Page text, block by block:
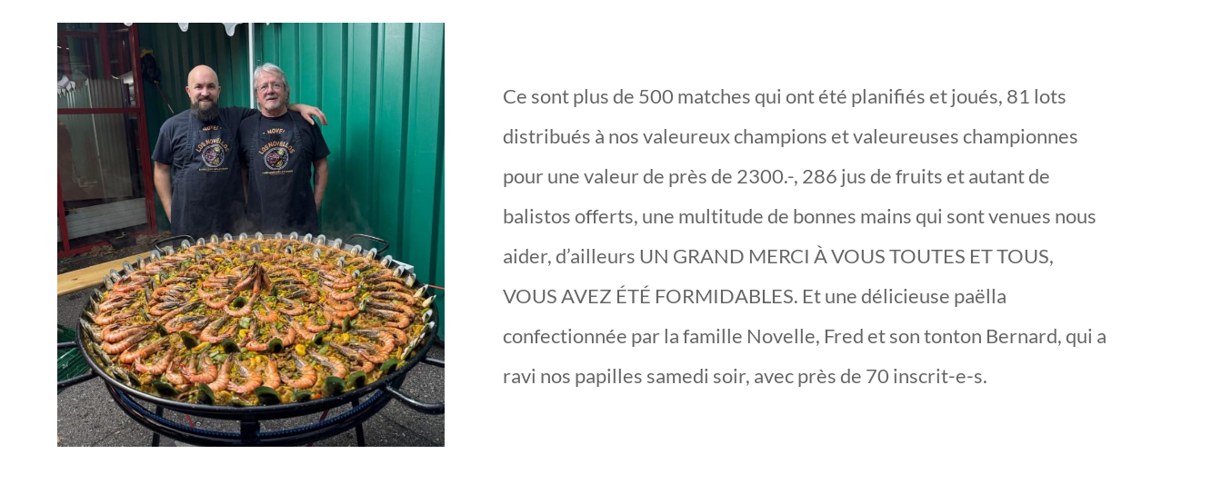
Ce sont plus de 500 matches qui ont été planifiés et joués, 81 lots
distribués à nos valeureux champions et valeureuses championnes
pour une valeur de près de 2300.-, 286 jus de fruits et autant de
balistos offerts, une multitude de bonnes mains qui sont venues nous
aider, d’ailleurs UN GRAND MERCI À VOUS TOUTES ET TOUS,
VOUS AVEZ ÉTÉ FORMIDABLES. Et une délicieuse paëlla
confectionnée par la famille Novelle, Fred et son tonton Bernard, qui a
ravi nos papilles samedi soir, avec près de 70 inscrit-e-s.